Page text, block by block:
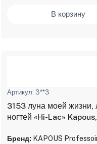
В корзину
Артикул: 3**3
3153 луна моей жизни,
ногтей «Hi-Lac»
Бренд: KAPOUS